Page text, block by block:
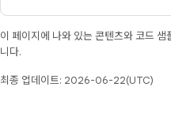
이 페이지에 나와 있는 콘텐츠와 코드 샘
니다.
최종 업데이트: 2026-06-22(UTC)